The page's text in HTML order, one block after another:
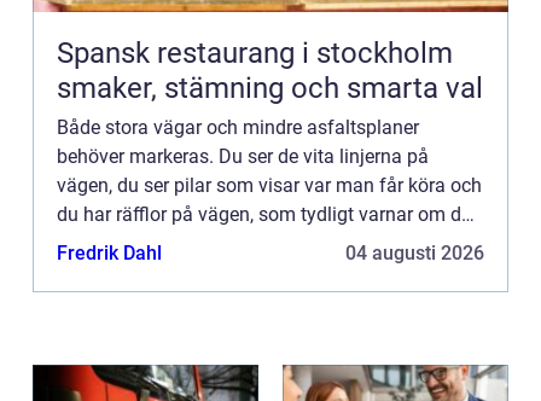
Spansk restaurang i stockholm
smaker, stämning och smarta val
Både stora vägar och mindre asfaltsplaner
behöver markeras. Du ser de vita linjerna på
vägen, du ser pilar som visar var man får köra och
du har räfflor på vägen, som tydligt varnar om du
kör för långt ut i kanten. På skolgården finns det
Fredrik Dahl 04 augusti 2026